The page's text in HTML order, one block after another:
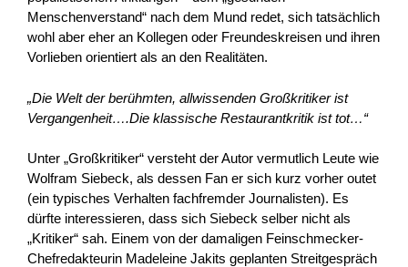
Menschenverstand“ nach dem Mund redet, sich tatsächlich
wohl aber eher an Kollegen oder Freundeskreisen und ihren
Vorlieben orientiert als an den Realitäten.
„Die Welt der berühmten, allwissenden Großkritiker ist
Vergangenheit….Die klassische Restaurantkritik ist tot…“
Unter „Großkritiker“ versteht der Autor vermutlich Leute wie
Wolfram Siebeck, als dessen Fan er sich kurz vorher outet
(ein typisches Verhalten fachfremder Journalisten). Es
dürfte interessieren, dass sich Siebeck selber nicht als
„Kritiker“ sah. Einem von der damaligen Feinschmecker-
Chefredakteurin Madeleine Jakits geplanten Streitgespräch